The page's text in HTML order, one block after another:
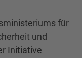
für
und
Initiative